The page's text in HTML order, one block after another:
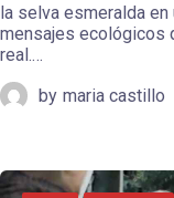
la selva esmeralda
mensajes ecológicos
real.…
by maria castillo